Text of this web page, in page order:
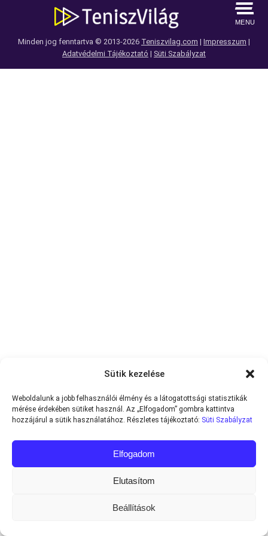
Sütik kezelése
Weboldalunk a jobb felhasználói élmény és a látogatottsági statisztikák
mérése érdekében sütiket használ. Az „Elfogadom” gombra kattintva
hozzájárul a sütik használatához. Részletes tájékoztató: Süti Szabályzat
Elfogadom
Elutasítom
Beállítások
MENU
Minden jog fenntartva © 2013-2026 Teniszvilag.com | Impresszum |
Adatvédelmi Tájékoztató | Süti Szabályzat